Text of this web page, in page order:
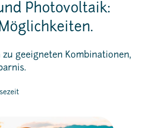
Photovoltaik:
geeigneten Kombinationen,